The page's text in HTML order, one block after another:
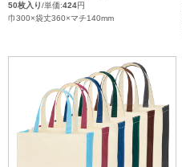
50枚入り/単価:424円
巾300×袋丈360×マチ140mm